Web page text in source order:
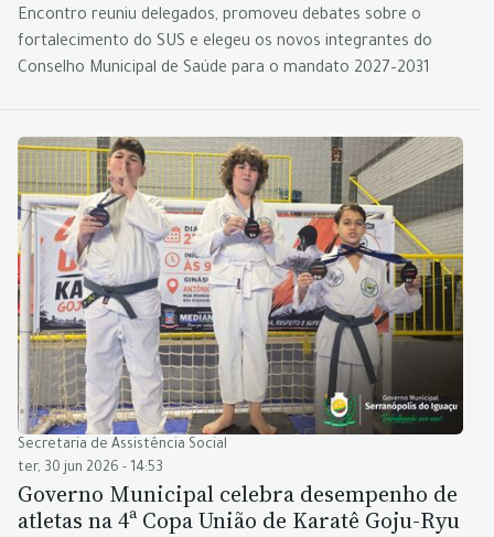
Encontro reuniu delegados, promoveu debates sobre o
fortalecimento do SUS e elegeu os novos integrantes do
Conselho Municipal de Saúde para o mandato 2027–2031
Secretaria de Assistência Social
ter, 30 jun 2026 - 14:53
Governo Municipal celebra desempenho de
atletas na 4ª Copa União de Karatê Goju-Ryu